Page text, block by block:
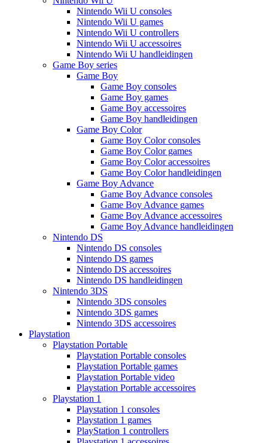
Nintendo Wii U consoles
Nintendo Wii U games
Nintendo Wii U controllers
Nintendo Wii U accessoires
Nintendo Wii U handleidingen
Game Boy series
Game Boy
Game Boy consoles
Game Boy games
Game Boy accessoires
Game Boy handleidingen
Game Boy Color
Game Boy Color consoles
Game Boy Color games
Game Boy Color accessoires
Game Boy Color handleidingen
Game Boy Advance
Game Boy Advance consoles
Game Boy Advance games
Game Boy Advance accessoires
Game Boy Advance handleidingen
Nintendo DS
Nintendo DS consoles
Nintendo DS games
Nintendo DS accessoires
Nintendo DS handleidingen
Nintendo 3DS
Nintendo 3DS consoles
Nintendo 3DS games
Nintendo 3DS accessoires
Playstation
Playstation Portable
Playstation Portable consoles
Playstation Portable games
Playstation Portable video
Playstation Portable accessoires
Playstation 1
Playstation 1 consoles
Playstation 1 games
PlayStation 1 controllers